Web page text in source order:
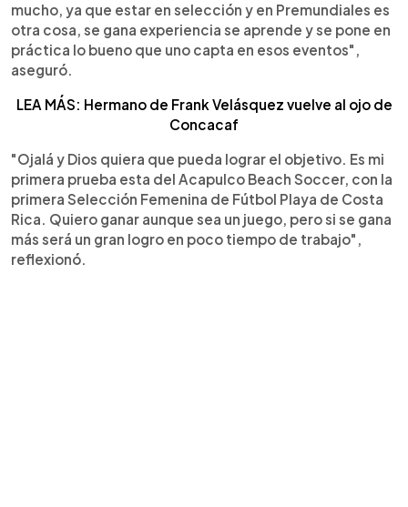
mucho, ya que estar en selección y en Premundiales es
otra cosa, se gana experiencia se aprende y se pone en
práctica lo bueno que uno capta en esos eventos",
aseguró.
LEA MÁS: Hermano de Frank Velásquez vuelve al ojo de
Concacaf
"Ojalá y Dios quiera que pueda lograr el objetivo. Es mi
primera prueba esta del Acapulco Beach Soccer, con la
primera Selección Femenina de Fútbol Playa de Costa
Rica. Quiero ganar aunque sea un juego, pero si se gana
más será un gran logro en poco tiempo de trabajo",
reflexionó.